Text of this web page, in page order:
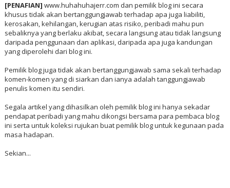
[PENAFIAN] www.huhahuhajerr.com dan pemilik blog ini secara
khusus tidak akan bertanggungjawab terhadap apa juga liabiliti,
kerosakan, kehilangan, kerugian atas risiko, peribadi mahu pun
sebaliknya yang berlaku akibat, secara langsung atau tidak langsung
daripada penggunaan dan aplikasi, daripada apa juga kandungan
yang diperolehi dari blog ini.
Pemilik blog juga tidak akan bertanggungjawab sama sekali terhadap
komen-komen yang di siarkan dan ianya adalah tanggungjawab
penulis komen itu sendiri.
Segala artikel yang dihasilkan oleh pemilik blog ini hanya sekadar
pendapat peribadi yang mahu dikongsi bersama para pembaca blog
ini serta untuk koleksi rujukan buat pemilik blog untuk kegunaan pada
masa hadapan.
Sekian...